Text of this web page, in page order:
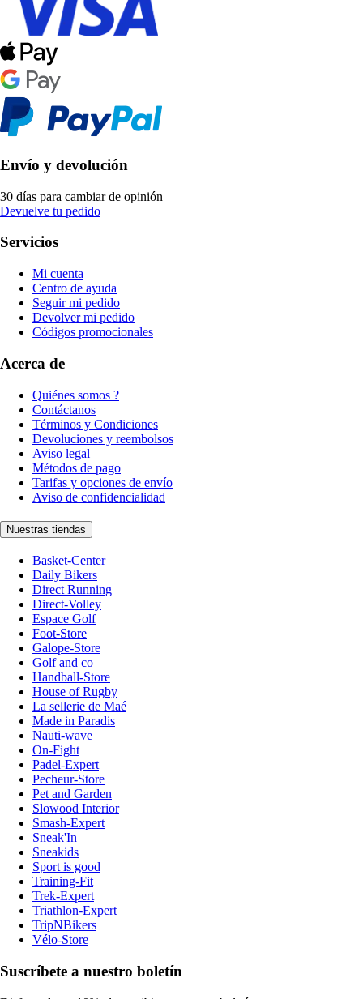
Envío y devolución
30 días para cambiar de opinión
Devuelve tu pedido
Servicios
Mi cuenta
Centro de ayuda
Seguir mi pedido
Devolver mi pedido
Códigos promocionales
Acerca de
Quiénes somos ?
Contáctanos
Términos y Condiciones
Devoluciones y reembolsos
Aviso legal
Métodos de pago
Tarifas y opciones de envío
Aviso de confidencialidad
Nuestras tiendas
Basket-Center
Daily Bikers
Direct Running
Direct-Volley
Espace Golf
Foot-Store
Galope-Store
Golf and co
Handball-Store
House of Rugby
La sellerie de Maé
Made in Paradis
Nauti-wave
On-Fight
Padel-Expert
Pecheur-Store
Pet and Garden
Slowood Interior
Smash-Expert
Sneak'In
Sneakids
Sport is good
Training-Fit
Trek-Expert
Triathlon-Expert
TripNBikers
Vélo-Store
Suscríbete a nuestro boletín